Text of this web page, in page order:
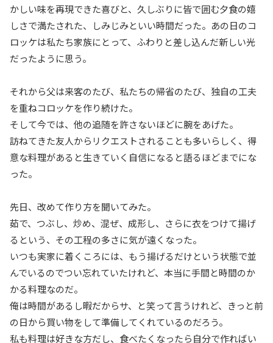
かしい味を再現できた喜びと、久しぶりに皆で囲む夕食の嬉
しさで満たされた、しみじみといい時間だった。あの日のコ
ロッケは私たち家族にとって、ふわりと差し込んだ新しい光
だったように思う。
それから父は来客のたび、私たちの帰省のたび、独自の工夫
を重ねコロッケを作り続けた。
そして今では、他の追随を許さないほどに腕をあげた。
訪ねてきた友人からリクエストされることも多いらしく、得
意な料理があると生きていく自信になると語るほどまでにな
った。
先日、改めて作り方を聞いてみた。
茹で、つぶし、炒め、混ぜ、成形し、さらに衣をつけて揚げ
るという、その工程の多さに気が遠くなった。
いつも実家に着くころには、もう揚げるだけという状態で並
んでいるのでつい忘れていたけれど、本当に手間と時間のか
かる料理なのだ。
俺は時間があるし暇だからサ、と笑って言うけれど、きっと前
の日から買い物をして準備してくれているのだろう。
私も料理は好きな方だし、食べたくなったら自分で作ればい